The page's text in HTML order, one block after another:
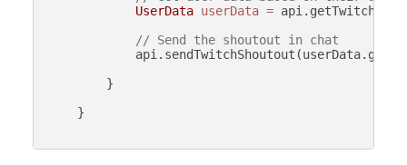
UserData userData =
// Send the shoutout in chat
        }
    }